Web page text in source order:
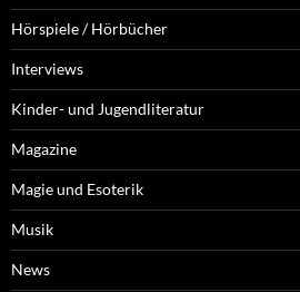
Hörspiele / Hörbücher
Interviews
Kinder- und Jugendliteratur
Magazine
Magie und Esoterik
Musik
News